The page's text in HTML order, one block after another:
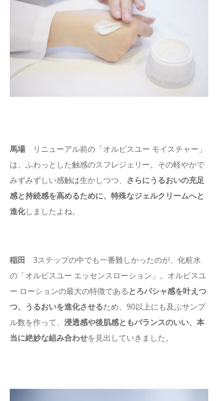
馬場 リニューアル前の「オルビスユー モイスチャー」
は、ふわっとした触感のスフレジェリー。その軽やかで
みずみずしい感触は生かしつつ、 さらにうるおいの充足
感と持続感を高めるために、特殊なジェルクリームへと
進化しましたよね。
稲田 3ステップの中でも一番難しかったのが、化粧水
の「オルビスユー エッセンスローション」。オルビスユ
ー ローションの最大の特徴であるとろパシャ感を叶えつ
つ、うるおいを進化させるため、90以上にも及ぶサンプ
ル数を作って、 浸透感や後肌感ともバランスのいい、 本
当に絶妙な組み合わせを見出していきました。